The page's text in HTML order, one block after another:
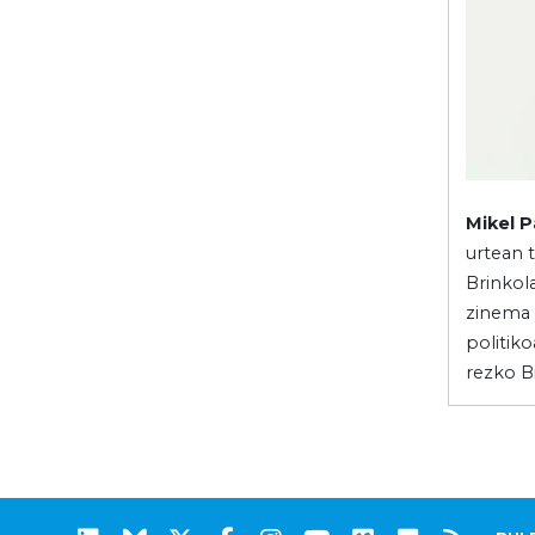
Mikel
urtean
zinema
rezko